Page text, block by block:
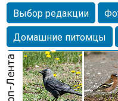
Выбор редакции
Домашние питомцы
Собаки
Морда
Собачка